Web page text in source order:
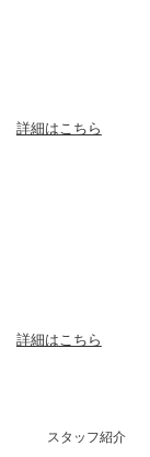
詳細はこちら
詳細はこちら
スタッフ紹介